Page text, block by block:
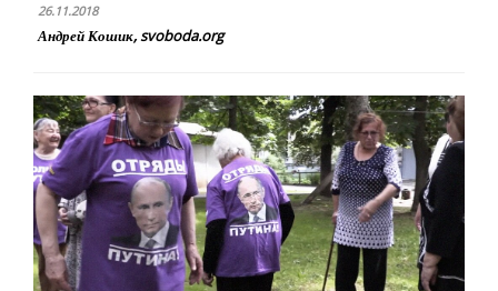
26.11.2018
Андрей Кошик, svoboda.org